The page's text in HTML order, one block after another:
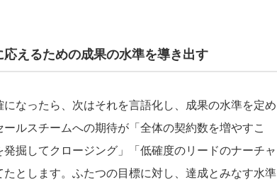
えるための成果の水準を導き出す
なったら、次はそれを言語化し、成果の水準を定め
ルスチームへの期待が「全体の契約数を増やすこ
掘してクロージング」「低確度のリードのナーチャ
とします。ふたつの目標に対し、達成とみなす水準